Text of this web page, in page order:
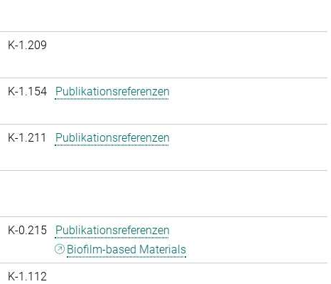
K-1.209
K-1.154 Publikationsreferenzen
K-1.211 Publikationsreferenzen
K-0.215
Publikationsreferenzen
Biofilm-based Materials
K-1.112